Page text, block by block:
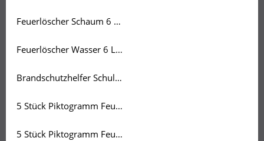
Feuerlöscher Schaum 6 Ltr.
Feuerlöscher Wasser 6 Ltr.
Brandschutzhelfer Schulung
5 Stück Piktogramm Feuerlöscher 20 x 20 cm
5 Stück Piktogramm Feuerlöscher 15 x 15 cm